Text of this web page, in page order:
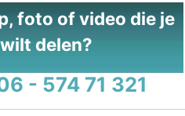
foto of video die je
delen?
- 574 71 321